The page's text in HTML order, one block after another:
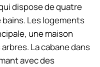
dispose de quatre
Les logements
une maison
La cabane dans
avec des